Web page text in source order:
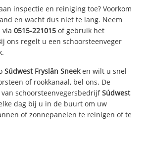
inspectie en reiniging toe? Voorkom
en wacht dus niet te lang. Neem
via0515-221015 of gebruik het
ons regelt u een schoorsteenveger
Súdwest Fryslân Sneeken wilt u snel
of rookkanaal, bel ons. De
van schoorsteenvegersbedrijfSúdwest
dag bij u in de buurt om uw
of zonnepanelen te reinigen of te